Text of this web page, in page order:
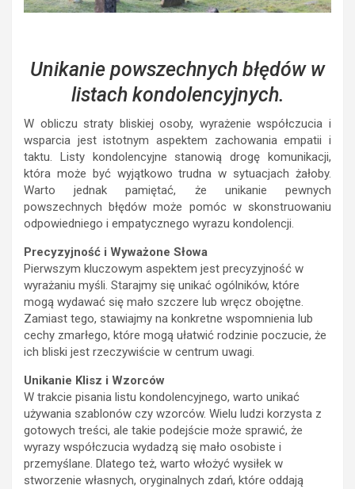
Unikanie powszechnych błędów w
listach kondolencyjnych.
W obliczu straty bliskiej osoby, wyrażenie współczucia i
wsparcia jest istotnym aspektem zachowania empatii i
taktu. Listy kondolencyjne stanowią drogę komunikacji,
która może być wyjątkowo trudna w sytuacjach żałoby.
Warto jednak pamiętać, że unikanie pewnych
powszechnych błędów może pomóc w skonstruowaniu
odpowiedniego i empatycznego wyrazu kondolencji.
Precyzyjność i Wyważone Słowa
Pierwszym kluczowym aspektem jest precyzyjność w
wyrażaniu myśli. Starajmy się unikać ogólników, które
mogą wydawać się mało szczere lub wręcz obojętne.
Zamiast tego, stawiajmy na konkretne wspomnienia lub
cechy zmarłego, które mogą ułatwić rodzinie poczucie, że
ich bliski jest rzeczywiście w centrum uwagi.
Unikanie Klisz i Wzorców
W trakcie pisania listu kondolencyjnego, warto unikać
używania szablonów czy wzorców. Wielu ludzi korzysta z
gotowych treści, ale takie podejście może sprawić, że
wyrazy współczucia wydadzą się mało osobiste i
przemyślane. Dlatego też, warto włożyć wysiłek w
stworzenie własnych, oryginalnych zdań, które oddają